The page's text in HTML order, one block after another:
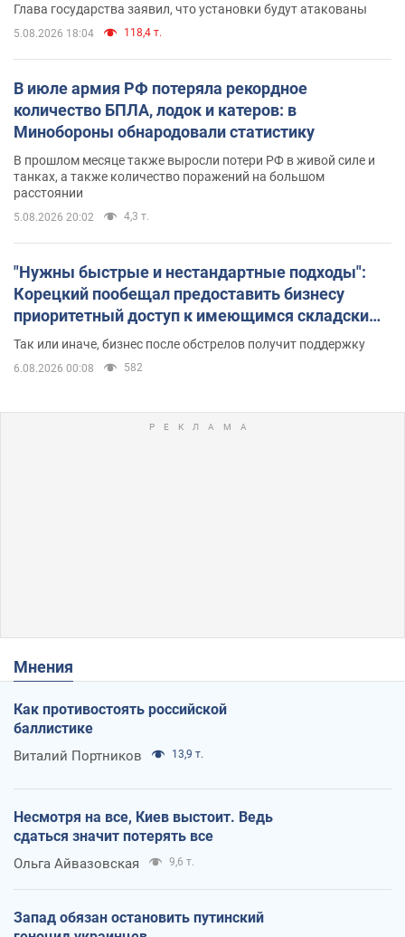
Глава государства заявил, что установки будут атакованы
5.08.2026 18:04 118,4 т.
В июле армия РФ потеряла рекордное
количество БПЛА, лодок и катеров: в
Минобороны обнародовали статистику
В прошлом месяце также выросли потери РФ в живой силе и
танках, а также количество поражений на большом
расстоянии
5.08.2026 20:02 4,3 т.
"Нужны быстрые и нестандартные подходы":
Корецкий пообещал предоставить бизнесу
приоритетный доступ к имеющимся складским
помещениям
Так или иначе, бизнес после обстрелов получит поддержку
6.08.2026 00:08 582
Мнения
Как противостоять российской
баллистике
Виталий Портников 13,9 т.
Несмотря на все, Киев выстоит. Ведь
сдаться значит потерять все
Ольга Айвазовская 9,6 т.
Запад обязан остановить путинский